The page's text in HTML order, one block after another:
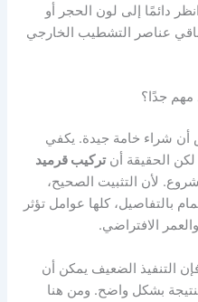
دائمًا إلى لون الحجر أو
باقي عناصر التشطيب الخارجي
مهم جدًا؟
أن شراء خامة جيدة. يكفي
الحقيقة أنتركيب قرميد
لأن التثبيت الصحيح،
بالتفاصيل، كلها عوامل تؤثر
الافتراضي.
التنفيذ الضعيف يمكن أن
بشكل واضح. ومن هنا